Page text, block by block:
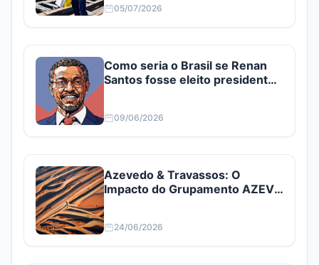
05/07/2026
Como seria o Brasil se Renan
Santos fosse eleito presidente?
09/06/2026
Azevedo & Travassos: O
Impacto do Grupamento AZEV3
24/06/2026